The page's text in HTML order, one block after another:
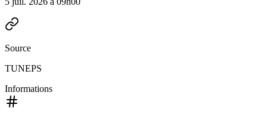
Source
TUNEPS
Informations